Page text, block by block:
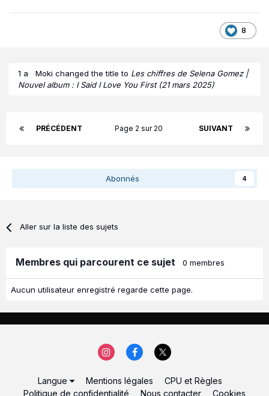
8
1 a Moki changed the title to Les chiffres de Selena Gomez |
Nouvel album : I Said I Love You First (21 mars 2025)
PRÉCÉDENT SUIVANT
Page 2 sur 20
Abonnés 4
Aller sur la liste des sujets
Membres qui parcourent ce sujet 0 membres
Aucun utilisateur enregistré regarde cette page.
Langue Mentions légales
CPU et Règles
Politique de confidentialité
Nous contacter Cookies